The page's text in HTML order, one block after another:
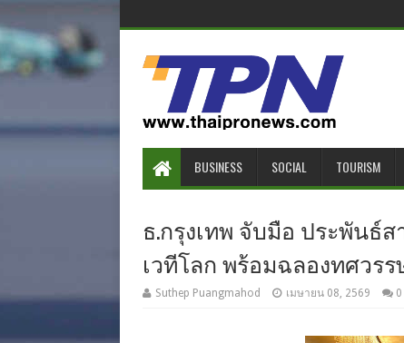
BUSINESS SOCIAL TOURISM
ธ.กรุงเทพ จับมือ ประพันธ์
เวทีโลก พร้อมฉลองทศวรร
Suthep Puangmahod เมษายน 08, 2569 0